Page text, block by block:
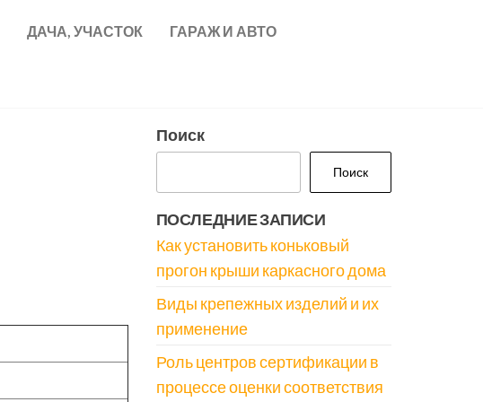
ДАЧА, УЧАСТОК ГАРАЖ И АВТО
Поиск
Поиск
ПОСЛЕДНИЕ ЗАПИСИ
Как установить коньковый
прогон крыши каркасного дома
Виды крепежных изделий и их
применение
Роль центров сертификации в
процессе оценки соответствия